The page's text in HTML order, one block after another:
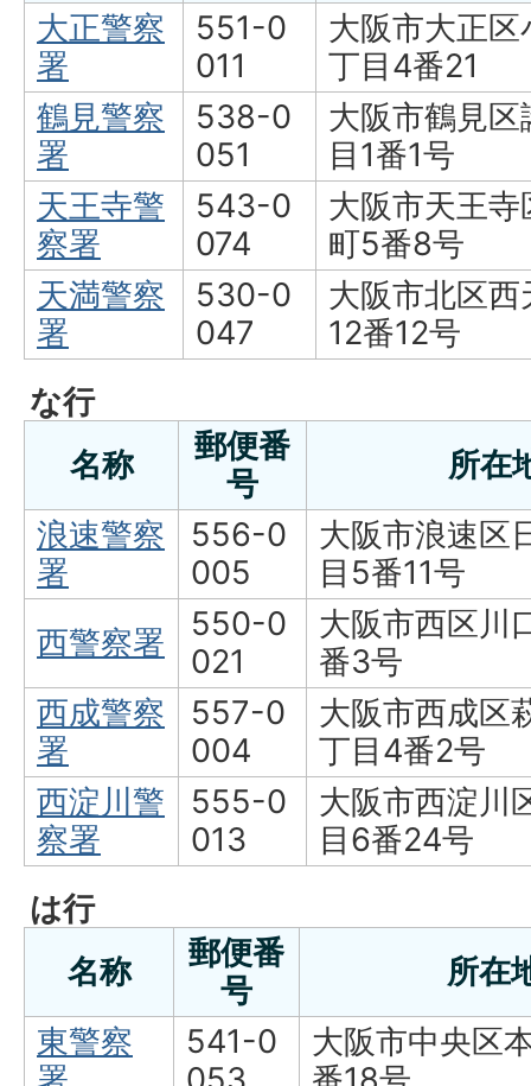
大正警察
署
551-0
011
大阪市大正
丁目4番21
鶴見警察
署
538-0
051
大阪市鶴見
目1番1号
天王寺警
察署
543-0
074
大阪市天王寺
町5番8号
天満警察
署
530-0
047
大阪市北区西
12番12号
な行
名称
郵便番
号
所在
浪速警察
署
556-0
005
大阪市浪速区
目5番11号
西警察署
550-0
021
大阪市西区川
番3号
西成警察
署
557-0
004
大阪市西成区
丁目4番2号
西淀川警
察署
555-0
013
大阪市西淀川
目6番24号
は行
名称
郵便番
号
所在
東警察
541-0
大阪市中央区